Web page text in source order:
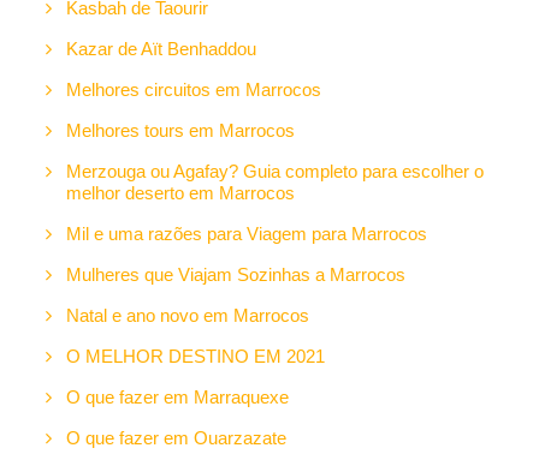
Kasbah de Taourir
Kazar de Aït Benhaddou
Melhores circuitos em Marrocos
Melhores tours em Marrocos
Merzouga ou Agafay? Guia completo para escolher o
melhor deserto em Marrocos
Mil e uma razões para Viagem para Marrocos
Mulheres que Viajam Sozinhas a Marrocos
Natal e ano novo em Marrocos
O MELHOR DESTINO EM 2021
O que fazer em Marraquexe
O que fazer em Ouarzazate